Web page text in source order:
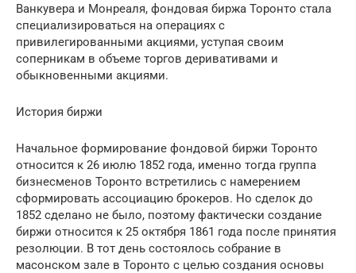
Ванкувера и Монреаля, фондовая биржа Торонто стала
специализироваться на операциях с
привилегированными акциями, уступая своим
соперникам в объеме торгов деривативами и
обыкновенными акциями.
История биржи
Начальное формирование фондовой биржи Торонто
относится к 26 июлю 1852 года, именно тогда группа
бизнесменов Торонто встретились с намерением
сформировать ассоциацию брокеров. Но сделок до
1852 сделано не было, поэтому фактически создание
биржи относится к 25 октября 1861 года после принятия
резолюции. В тот день состоялось собрание в
масонском зале в Торонто с целью создания основы